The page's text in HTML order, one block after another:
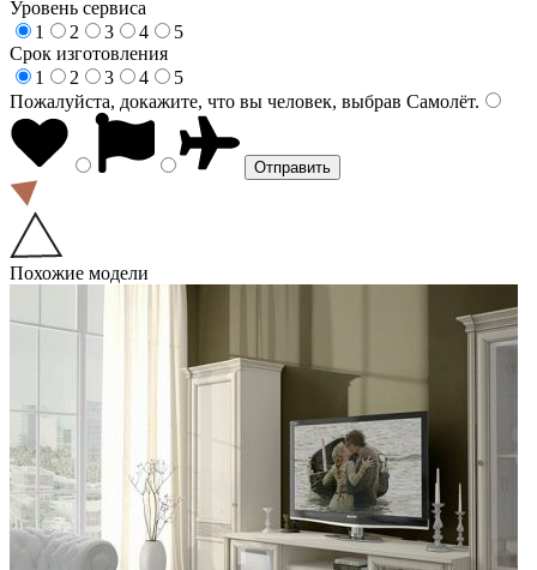
Уровень сервиса
1
2 3 4
5
Срок изготовления
1
2 3 4
5
Пожалуйста, докажите, что вы человек, выбрав Самолёт.
Похожие модели